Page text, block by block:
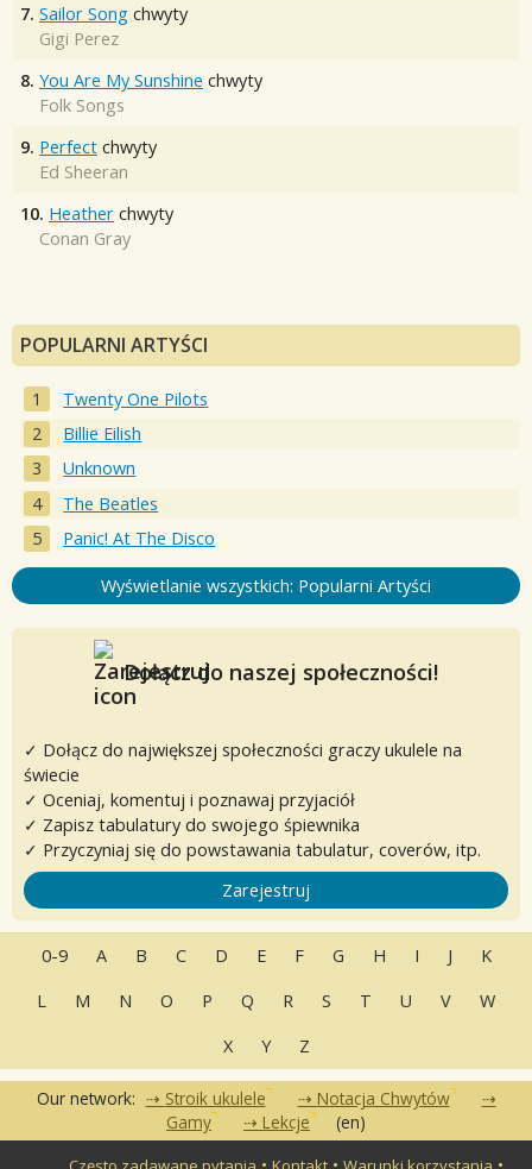
7. Sailor Song chwyty
Gigi Perez
8. You Are My Sunshine chwyty
Folk Songs
9. Perfect chwyty
Ed Sheeran
10. Heather chwyty
Conan Gray
POPULARNI ARTYŚCI
Twenty One Pilots
Billie Eilish
Unknown
The Beatles
Panic! At The Disco
Wyświetlanie wszystkich: Popularni Artyści
Dołącz do naszej społeczności!
✓ Dołącz do największej społeczności graczy ukulele na
świecie
✓ Oceniaj, komentuj i poznawaj przyjaciół
✓ Zapisz tabulatury do swojego śpiewnika
✓ Przyczyniaj się do powstawania tabulatur, coverów, itp.
Zarejestruj
0-9 A B C D E F G H I J
K
L
M N O P Q R S T U V
W
X
Y Z
Our network: Stroik ukulele
Notacja Chwytów
Gamy
Lekcje (en)